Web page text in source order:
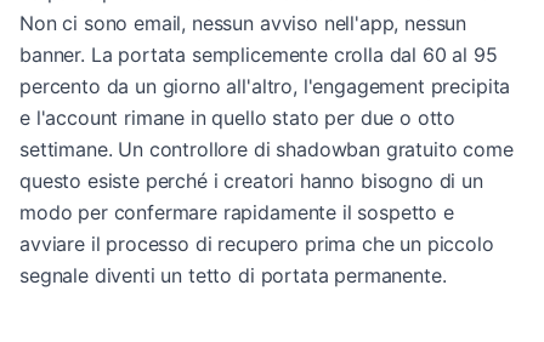
Non ci sono email, nessun avviso nell'app, nessun
banner. La portata semplicemente crolla dal 60 al 95
percento da un giorno all'altro, l'engagement precipita
e l'account rimane in quello stato per due o otto
settimane. Un controllore di shadowban gratuito come
questo esiste perché i creatori hanno bisogno di un
modo per confermare rapidamente il sospetto e
avviare il processo di recupero prima che un piccolo
segnale diventi un tetto di portata permanente.